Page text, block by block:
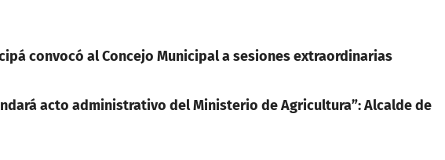
convocó al Concejo Municipal a sesiones extraordinarias
acto administrativo del Ministerio de Agricultura”: Alcalde de